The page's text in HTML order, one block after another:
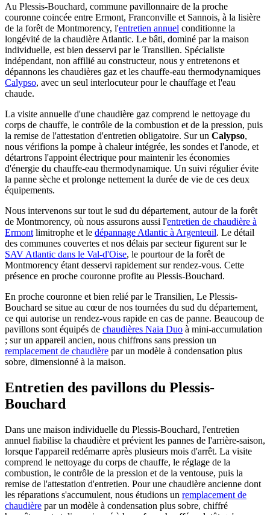
Au Plessis-Bouchard, commune pavillonnaire de la proche
couronne coincée entre Ermont, Franconville et Sannois, à la lisière
de la forêt de Montmorency, l'entretien annuel conditionne la
longévité de la chaudière Atlantic. Le bâti, dominé par la maison
individuelle, est bien desservi par le Transilien. Spécialiste
indépendant, non affilié au constructeur, nous y entretenons et
dépannons les chaudières gaz et les chauffe-eau thermodynamiques
Calypso, avec un seul interlocuteur pour le chauffage et l'eau
chaude.
La visite annuelle d'une chaudière gaz comprend le nettoyage du
corps de chauffe, le contrôle de la combustion et de la pression, puis
la remise de l'attestation d'entretien obligatoire. Sur un Calypso,
nous vérifions la pompe à chaleur intégrée, les sondes et l'anode, et
détartrons l'appoint électrique pour maintenir les économies
d'énergie du chauffe-eau thermodynamique. Un suivi régulier évite
la panne sèche et prolonge nettement la durée de vie de ces deux
équipements.
Nous intervenons sur tout le sud du département, autour de la forêt
de Montmorency, où nous assurons aussi l'entretien de chaudière à
Ermont limitrophe et le dépannage Atlantic à Argenteuil. Le détail
des communes couvertes et nos délais par secteur figurent sur le
SAV Atlantic dans le Val-d'Oise, le pourtour de la forêt de
Montmorency étant desservi rapidement sur rendez-vous. Cette
présence en proche couronne profite au Plessis-Bouchard.
En proche couronne et bien relié par le Transilien, Le Plessis-
Bouchard se situe au cœur de nos tournées du sud du département,
ce qui autorise un rendez-vous rapide en cas de panne. Beaucoup de
pavillons sont équipés de chaudières Naia Duo à mini-accumulation
; sur un appareil ancien, nous chiffrons sans pression un
remplacement de chaudière par un modèle à condensation plus
sobre, dimensionné à la maison.
Entretien des pavillons du Plessis-
Bouchard
Dans une maison individuelle du Plessis-Bouchard, l'entretien
annuel fiabilise la chaudière et prévient les pannes de l'arrière-saison,
lorsque l'appareil redémarre après plusieurs mois d'arrêt. La visite
comprend le nettoyage du corps de chauffe, le réglage de la
combustion, le contrôle de la pression et de la ventouse, puis la
remise de l'attestation d'entretien. Pour une chaudière ancienne dont
les réparations s'accumulent, nous étudions un remplacement de
chaudière par un modèle à condensation plus sobre, chiffré